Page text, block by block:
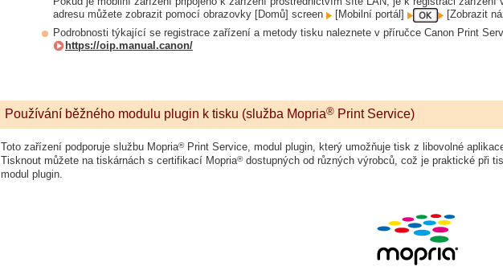
adresu můžete zobrazit pomocí obrazovky [Domů] screen
[Mobilní portál] [Zobrazit
Podrobnosti týkající se registrace zařízení a metody tisku naleznete v příručce Canon Print
https://oip.manual.canon/
Používání běžného modulu plugin k tisku (služba Mopria® Print Service)
Toto zařízení podporuje službu Mopria®Print Service, modul plugin, který umožňuje tisk z libovolné
Tisknout můžete na tiskárnách s certifikací Mopria®dostupných od různých výrobců, což je praktické při
modul plugin.